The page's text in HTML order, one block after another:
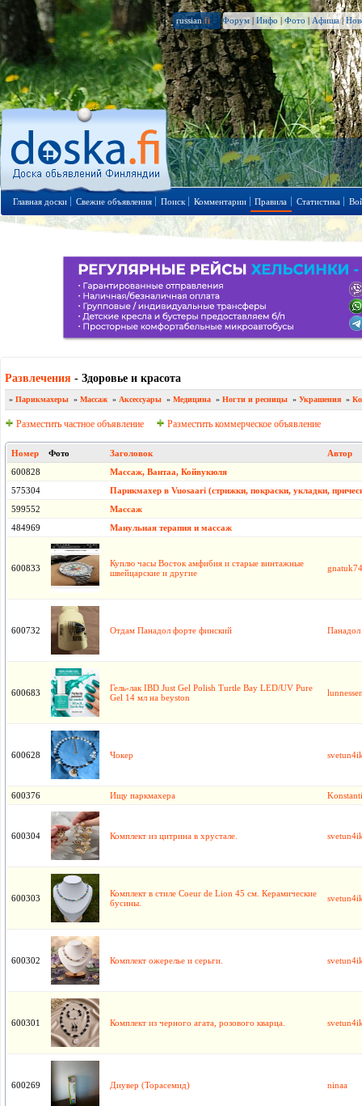
russian.fi Форум | Инфо | Фото | Афиша|
Главная доски Свежие объявления Поиск Комментарии Правила Статистика
Развлечения - Здоровье и красота
» Парикмахеры » Массаж » Аксессуары » Медицина » Ногти и ресницы » Украшения »
Разместить частное объявление Разместить коммерческое объявление
Номер Фото Заголовок
Автор
600828
Массаж, Вантаа, Койвукюля
575304
Парикмахер в Vuosaari (стрижки, покраски, укладки,
599552
Массаж
484969
Манульная терапия и массаж
600833
Куплю часы Восток амфибия и старые винтажные
швейцарские и другие
gnatuk74
600732 Отдам Панадол форте финский Панадол
600683
Гель-лак IBD Just Gel Polish Turtle Bay LED/UV Pure
Gel 14 мл на beyston
600628 Чокер
600376 Ищу паркмахера
600304 Комплект из цитрина в хрустале.
600303
Комплект в стиле Coeur de Lion 45 см. Керамические
бусины.
600302 Комплект ожерелье и серьги.
600301 Комплект из черного агата, розового кварца.
600269 Диувер (Торасемид) ninaa